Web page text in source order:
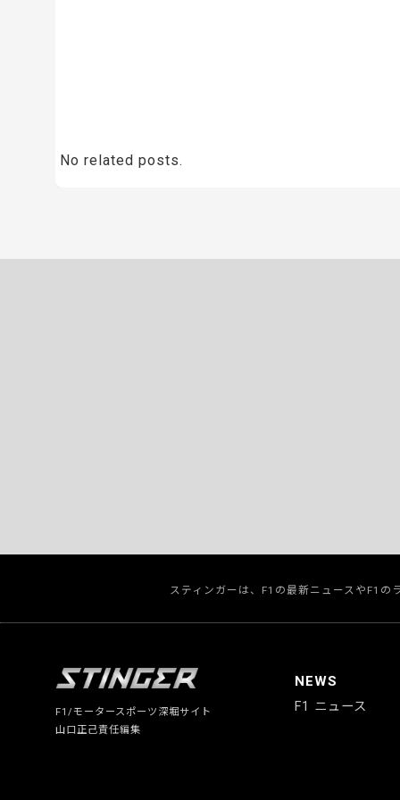
No related posts.
スティンガーは、F1の最新ニュースやF1
F1/モータースポーツ深堀サイト
山口正己責任編集
NEWS
F1 ニュース